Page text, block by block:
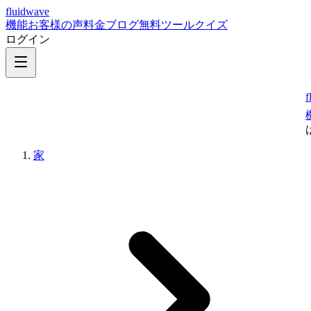
fluidwave
機能お客様の声料金ブログ無料ツールクイズ
ログイン
家